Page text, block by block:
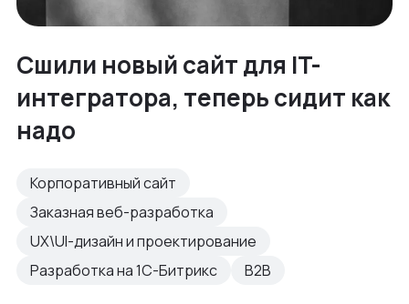
Сшили новый сайт для IT-
интегратора, теперь сидит как
надо
Корпоративный сайт
Заказная веб-разработка
UX\UI-дизайн и проектирование
Разработка на 1С-Битрикс
B2B